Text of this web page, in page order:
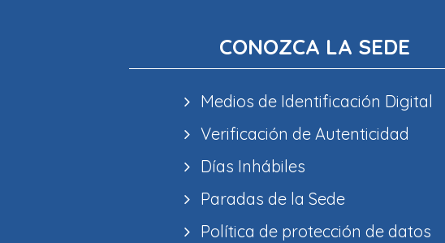
CONOZCA LA SEDE
Medios de Identificación Digital
Verificación de Autenticidad
Días Inhábiles
Paradas de la Sede
Política de protección de datos